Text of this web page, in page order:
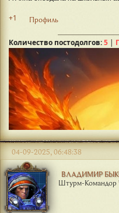
+1 Профиль
Количество постодолгов:5 |
ВЛАДИМИР
Штурм-
04-09-2025, 06:48:38